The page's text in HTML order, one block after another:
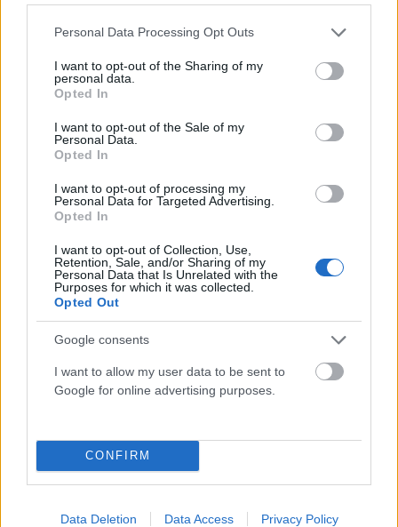
Please note that this website/app uses one or more Google
not limited to your visit or usage behaviour. You may click to
grant or deny consent to Google and its third-party tags to
use your data for below specified purposes in below Google
consent section.
Personal Data Processing Opt Outs
I want to opt-out of the Sharing of my
personal data.
Opted In
I want to opt-out of the Sale of my
Personal Data.
Opted In
I want to opt-out of processing my
Personal Data for Targeted Advertising.
Opted In
I want to opt-out of Collection, Use,
Retention, Sale, and/or Sharing of my
Personal Data that Is Unrelated with the
Purposes for which it was collected.
Opted Out
Google consents
I want to allow my user data to be sent to
Google for online advertising purposes.
CONFIRM
Data Deletion Data Access Privacy Policy
ΑΝΑΡΤΗΘΗΚΕ ΑΠΟΕΛΕΑΝΑ ΖΑΜΠΑΡΑ 9 ΑΥΓΟΎΣΤΟΥ 2026
Κάρπαθος: Παλιά πυρομαχικά εντοπίστηκαν στο
Αρδάνι